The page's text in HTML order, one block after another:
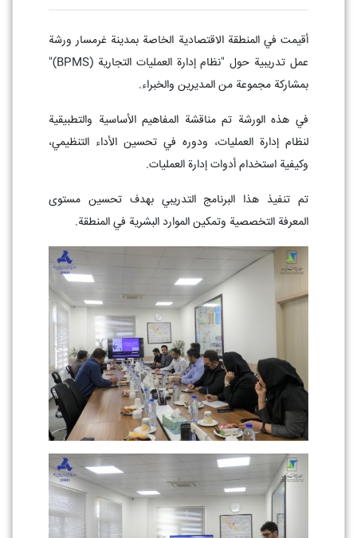
أقيمت في المنطقة الاقتصادية الخاصة بمدينة غرمسار ورشة
عمل تدريبية حول "نظام إدارة العمليات التجارية (BPMS)"
بمشاركة مجموعة من المديرين والخبراء.
في هذه الورشة تم مناقشة المفاهيم الأساسية والتطبيقية
لنظام إدارة العمليات، ودوره في تحسين الأداء التنظيمي،
وكيفية استخدام أدوات إدارة العمليات.
تم تنفيذ هذا البرنامج التدريبي بهدف تحسين مستوى
المعرفة التخصصية وتمكين الموارد البشرية في المنطقة.